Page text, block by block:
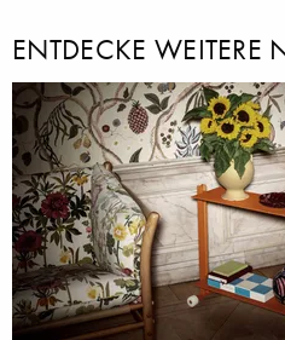
ENTDECKE WEITERE